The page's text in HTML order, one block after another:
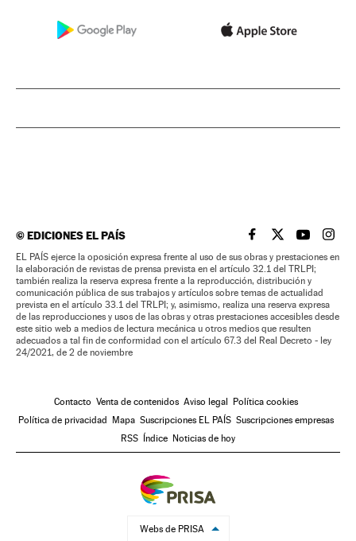
©EDICIONES EL PAÍS EL PAÍS BRASIL EN
EL PAÍSEL PAÍS
EL
EL PAÍS ejerce la oposición expresa frente al uso de sus obras y prestaciones en
la elaboración de revistas de prensa prevista en el artículo 32.1 del TRLPI;
también realiza la reserva expresa frente a la reproducción, distribución y
comunicación pública de sus trabajos y artículos sobre temas de actualidad
prevista en el artículo 33.1 del TRLPI; y, asimismo, realiza una reserva expresa
de las reproducciones y usos de las obras y otras prestaciones accesibles desde
este sitio web a medios de lectura mecánica u otros medios que resulten
adecuados a tal fin de conformidad con el artículo 67.3 del Real Decreto - ley
24/2021, de 2 de noviembre
Contacto Venta de contenidos Aviso legal
Política cookies
Política de privacidad
Mapa Suscripciones EL PAÍS Suscripciones empresas
RSS
Índice Noticias de hoy
Webs de PRISA